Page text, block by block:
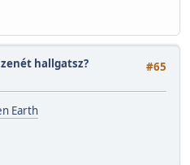
#65
hallgatsz?
Earth